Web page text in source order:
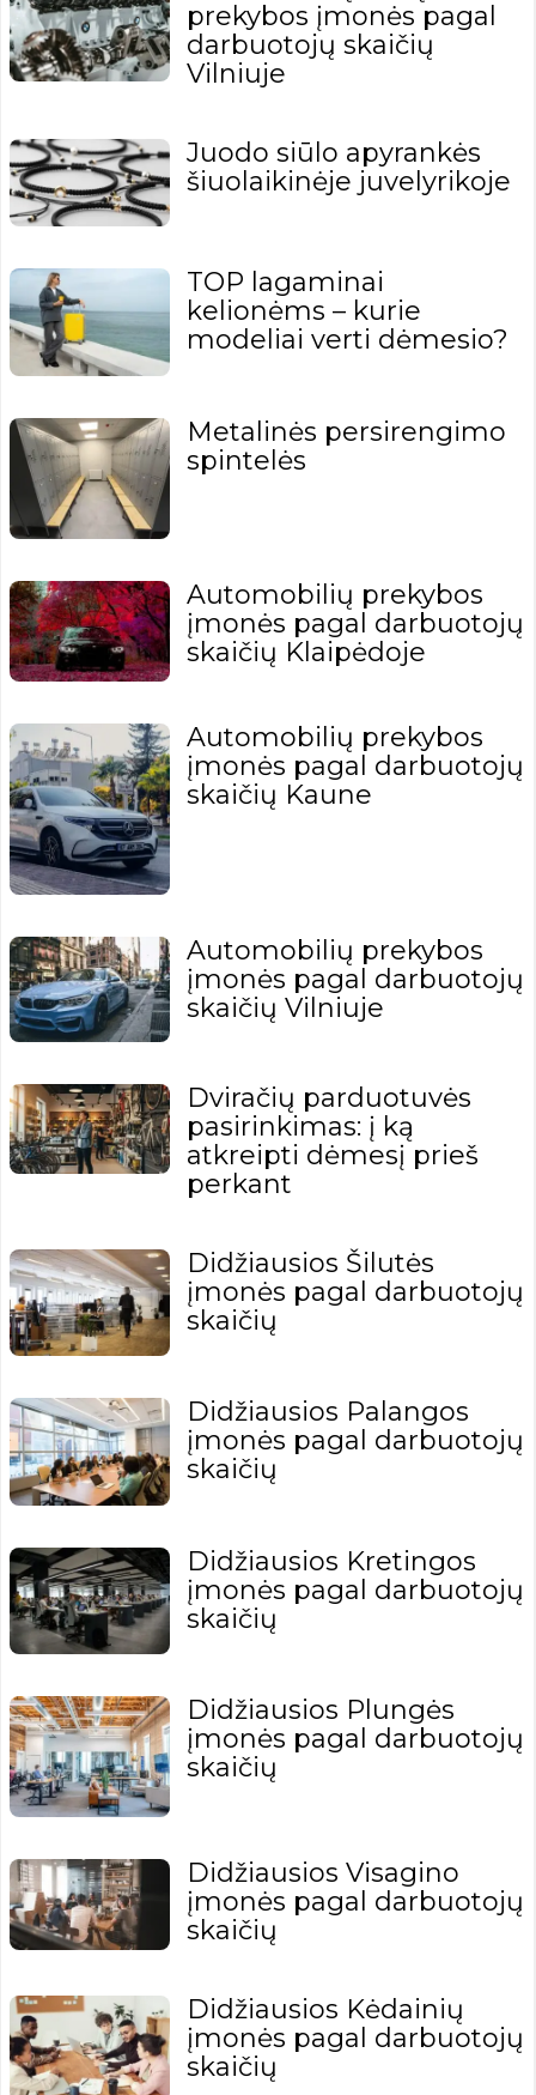
prekybos įmonės pagal
darbuotojų skaičių
Vilniuje
Juodo siūlo apyrankės
šiuolaikinėje juvelyrikoje
TOP lagaminai
kelionėms – kurie
modeliai verti dėmesio?
Metalinės persirengimo
spintelės
Automobilių prekybos
įmonės pagal darbuotojų
skaičių Klaipėdoje
Automobilių prekybos
įmonės pagal darbuotojų
skaičių Kaune
Automobilių prekybos
įmonės pagal darbuotojų
skaičių Vilniuje
Dviračių parduotuvės
pasirinkimas: į ką
atkreipti dėmesį prieš
perkant
Didžiausios Šilutės
įmonės pagal darbuotojų
skaičių
Didžiausios Palangos
įmonės pagal darbuotojų
skaičių
Didžiausios Kretingos
įmonės pagal darbuotojų
skaičių
Didžiausios Plungės
įmonės pagal darbuotojų
skaičių
Didžiausios Visagino
įmonės pagal darbuotojų
skaičių
Didžiausios Kėdainių
įmonės pagal darbuotojų
skaičių